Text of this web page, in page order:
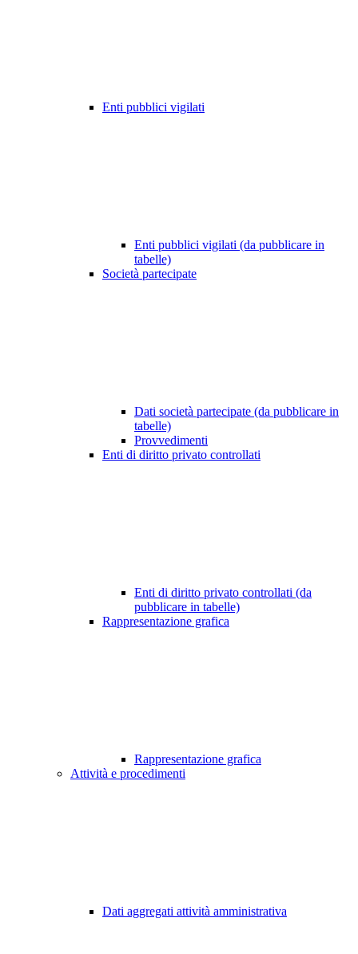
Enti pubblici vigilati
Enti pubblici vigilati (da pubblicare in
tabelle)
Società partecipate
Dati società partecipate (da pubblicare in
tabelle)
Provvedimenti
Enti di diritto privato controllati
Enti di diritto privato controllati (da
pubblicare in tabelle)
Rappresentazione grafica
Rappresentazione grafica
Attività e procedimenti
Dati aggregati attività amministrativa